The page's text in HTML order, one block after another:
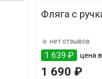
нет отзывов
1 639 ₽ цена
1 690 ₽